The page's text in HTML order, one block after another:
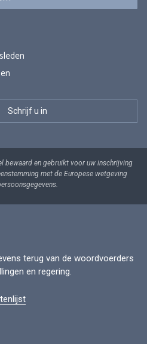
bewaard en gebruikt voor uw inschrijving
met de Europese wetgeving
terug van de woordvoerders
en regering.